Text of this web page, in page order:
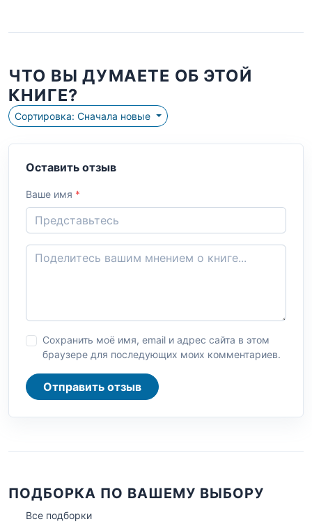
ЧТО ВЫ ДУМАЕТЕ ОБ ЭТОЙ
КНИГЕ?
Сортировка: Сначала новые
Оставить отзыв
Ваше имя *
Сохранить моё имя, email и адрес сайта в этом
браузере для последующих моих комментариев.
Отправить отзыв
ПОДБОРКА ПО ВАШЕМУ ВЫБОРУ
Все подборки